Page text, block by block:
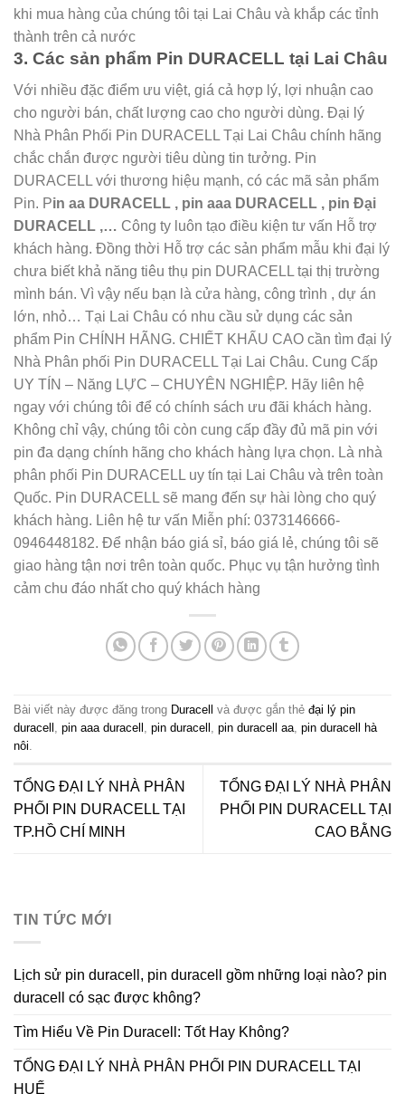
TIN TỨC MỚI
Lịch sử pin duracell, pin duracell gồm những loại nào? pin
duracell có sạc được không?
Tìm Hiểu Về Pin Duracell: Tốt Hay Không?
TỔNG ĐẠI LÝ NHÀ PHÂN PHỐI PIN DURACELL TẠI
HUẾ
khi mua hàng của chúng tôi tại Lai Châu và khắp các tỉnh
thành trên cả nước
3. Các sản phẩm Pin DURACELL tại Lai Châu
Với nhiều đặc điểm ưu việt, giá cả hợp lý, lợi nhuận cao
cho người bán, chất lượng cao cho người dùng. Đại lý
Nhà Phân Phối Pin DURACELL Tại Lai Châu chính hãng
chắc chắn được người tiêu dùng tin tưởng. Pin
DURACELL với thương hiệu mạnh, có các mã sản phẩm
Pin. Pin aa DURACELL , pin aaa DURACELL , pin Đại
DURACELL ,… Công ty luôn tạo điều kiện tư vấn Hỗ trợ
khách hàng. Đồng thời Hỗ trợ các sản phẩm mẫu khi đại lý
chưa biết khả năng tiêu thụ pin DURACELL tại thị trường
mình bán. Vì vậy nếu bạn là cửa hàng, công trình , dự án
lớn, nhỏ… Tại Lai Châu có nhu cầu sử dụng các sản
phẩm Pin CHÍNH HÃNG. CHIẾT KHẤU CAO cần tìm đại lý
Nhà Phân phối Pin DURACELL Tại Lai Châu. Cung Cấp
UY TÍN – Năng LỰC – CHUYÊN NGHIỆP. Hãy liên hệ
ngay với chúng tôi để có chính sách ưu đãi khách hàng.
Không chỉ vậy, chúng tôi còn cung cấp đầy đủ mã pin với
pin đa dạng chính hãng cho khách hàng lựa chọn. Là nhà
phân phối Pin DURACELL uy tín tại Lai Châu và trên toàn
Quốc. Pin DURACELL sẽ mang đến sự hài lòng cho quý
khách hàng. Liên hệ tư vấn Miễn phí: 0373146666-
0946448182. Để nhận báo giá sỉ, báo giá lẻ, chúng tôi sẽ
giao hàng tận nơi trên toàn quốc. Phục vụ tận hưởng tình
cảm chu đáo nhất cho quý khách hàng
Bài viết này được đăng trong Duracell và được gắn thẻ đại lý pin
duracell , pin aaa duracell , pin duracell , pin duracell aa, pin duracell hà
nôi.
TỔNG ĐẠI LÝ NHÀ PHÂN
PHỐI PIN DURACELL TẠI
TP.HỒ CHÍ MINH
TỔNG ĐẠI LÝ NHÀ PHÂN
PHỐI PIN DURACELL TẠI
CAO BẰNG